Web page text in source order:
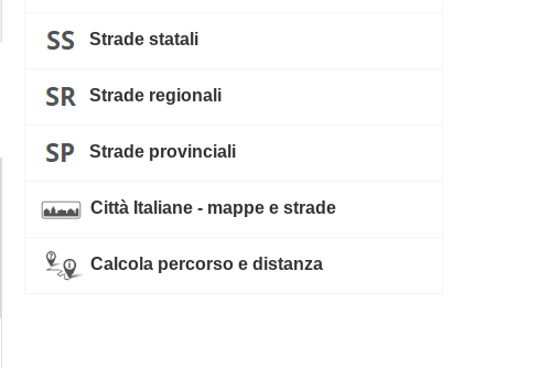
Strade statali
Strade regionali
Strade provinciali
Città Italiane - mappe e strade
Calcola percorso e distanza